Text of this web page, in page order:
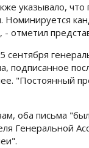
указывало,
Номинируется
- отметил
сентября
подписанное
"Постоянный
оба письма
Генеральной